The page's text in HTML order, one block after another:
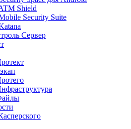
Shield
Security Suite
Сервер